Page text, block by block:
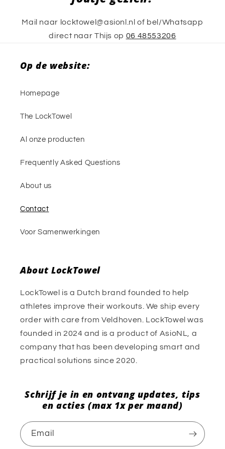
Mail naar locktowel@asionl.nl of bel/Whatsapp
direct naar Thijs op 06 48553206
Op de website:
Homepage
The LockTowel
Al onze producten
Frequently Asked Questions
About us
Contact
Voor Samenwerkingen
About LockTowel
LockTowel is a Dutch brand founded to help
athletes improve their workouts. We ship every
order with care from Veldhoven. LockTowel was
founded in 2024 and is a product of AsioNL, a
company that has been developing smart and
practical solutions since 2020.
Schrijf je in en ontvang updates, tips
en acties (max 1x per maand)
Email